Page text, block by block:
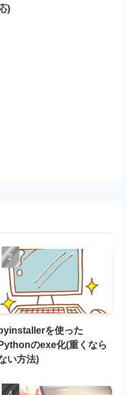
)
を使った
Pythonのexe化(重くなら
い方法)